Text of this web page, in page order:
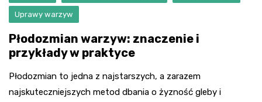
Uprawy warzyw
Płodozmian warzyw: znaczenie i
przykłady w praktyce
Płodozmian to jedna z najstarszych, a zarazem
najskuteczniejszych metod dbania o żyzność gleby i